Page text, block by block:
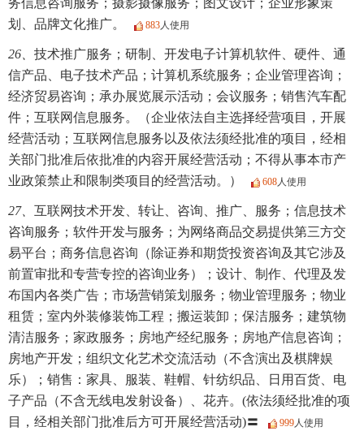
务信息咨询服务；摄影摄像服务；图文设计；企业形象策
划、品牌文化推广。
883人使用
26、 技术推广服务；研制、开发电子计算机软件、硬件、通
信产品、电子技术产品；计算机系统服务；企业管理咨询；
经济贸易咨询；承办展览展示活动；会议服务；销售汽车配
件；互联网信息服务。（企业依法自主选择经营项目，开展
经营活动；互联网信息服务以及依法须经批准的项目，经相
关部门批准后依批准的内容开展经营活动；不得从事本市产
业政策禁止和限制类项目的经营活动。）
608人使用
27、 互联网技术开发、转让、咨询、推广、服务；信息技术
咨询服务；软件开发与服务；为网络商品交易提供第三方交
易平台；商务信息咨询（除证券和期货投资咨询及其它涉及
前置审批和专营专控的咨询业务）；设计、制作、代理及发
布国内各类广告；市场营销策划服务；物业管理服务；物业
租赁；室内外装修装饰工程；搬运装卸；保洁服务；建筑物
清洁服务；家政服务；房地产经纪服务；房地产信息咨询；
房地产开发；组织文化艺术交流活动（不含演出及棋牌娱
乐）；销售：家具、服装、鞋帽、针纺织品、日用百货、电
子产品（不含无线电发射设备）、花卉。(依法须经批准的项
目，经相关部门批准后方可开展经营活动)〓
999人使用